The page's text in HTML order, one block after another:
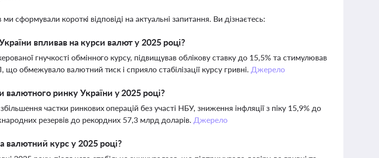
ми сформували короткі відповіді на актуальні запитання. Ви дізнаєтесь:
впливав на курси валют у 2025 році?
гнучкості обмінного курсу, підвищував облікову ставку до 15,5% та стимулював
обмежувало валютний тиск і сприяло стабілізації курсу гривні. Джерело
валютного ринку України у 2025 році?
частки ринкових операцій без участі НБУ, зниження інфляції з піку 15,9% до
резервів до рекордних 57,3 млрд доларів. Джерело
валютний курс у 2025 році?